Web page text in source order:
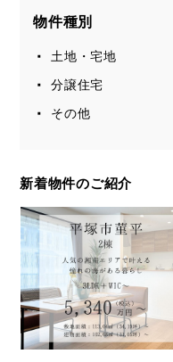
物件種別
土地・宅地
分譲住宅
その他
新着物件のご紹介